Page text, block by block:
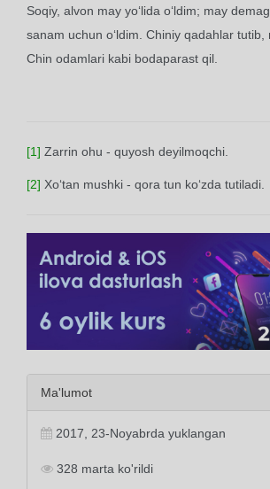
Soqiy, alvon may yo‘lida o‘ldim; may
sanam uchun o‘ldim. Chiniy qadahlar tutib,
Chin odamlari kabi bodaparast qil.
[1] Zarrin ohu - quyosh deyilmoqchi.
[2] Xo‘tan mushki - qora tun ko‘zda tutiladi.
Ma'lumot
2017, 23-Noyabrda yuklangan
328 marta ko'rildi